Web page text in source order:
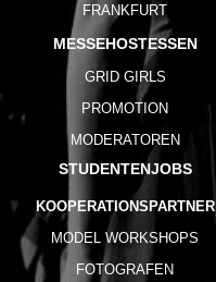
FRANKFURT
MESSEHOSTESSEN
GRID GIRLS
PROMOTION
MODERATOREN
STUDENTENJOBS
KOOPERATIONSPARTNER
MODEL WORKSHOPS
FOTOGRAFEN